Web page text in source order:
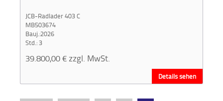
Anfahrt
JCB-Radlader 403 C
MB503674
Bauj.:2026
Std.: 3
39.800,00€ zzgl. MwSt.
Details sehen